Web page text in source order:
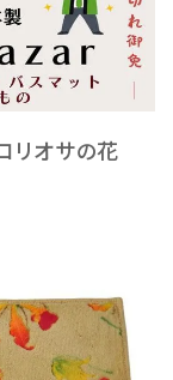
リオサの花